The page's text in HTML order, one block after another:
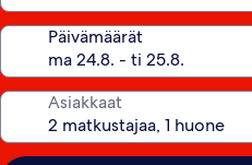
Päivämäärät
Asiakkaat